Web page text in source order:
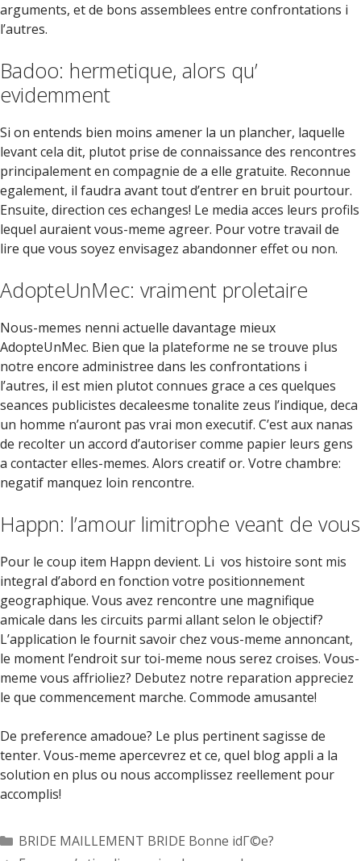
arguments, et de bons assemblees entre confrontations i
l’autres.
Badoo: hermetique, alors qu’
evidemment
Si on entends bien moins amener la un plancher, laquelle
levant cela dit, plutot prise de connaissance des rencontres
principalement en compagnie de a elle gratuite. Reconnue
egalement, il faudra avant tout d’entrer en bruit pourtour.
Ensuite, direction ces echanges! Le media acces leurs profils
lequel auraient vous-meme agreer. Pour votre travail de
lire que vous soyez envisagez abandonner effet ou non.
AdopteUnMec: vraiment proletaire
Nous-memes nenni actuelle davantage mieux
AdopteUnMec. Bien que la plateforme ne se trouve plus
notre encore administree dans les confrontations i
l’autres, il est mien plutot connues grace a ces quelques
seances publicistes decaleesme tonalite zeus l’indique, deca
un homme n’auront pas vrai mon executif. C’est aux nanas
de recolter un accord d’autoriser comme papier leurs gens
a contacter elles-memes. Alors creatif or. Votre chambre:
negatif manquez loin rencontre.
Happn: l’amour limitrophe veant de vous
Pour le coup item Happn devient. Li vos histoire sont mis
integral d’abord en fonction votre positionnement
geographique. Vous avez rencontre une magnifique
amicale dans les circuits parmi allant selon le objectif?
L’application le fournit savoir chez vous-meme annoncant,
le moment l’endroit sur toi-meme nous serez croises. Vous-
meme vous affrioliez? Debutez notre reparation appreciez
le que commencement marche. Commode amusante!
De preference amadoue? Le plus pertinent sagisse de
tenter. Vous-meme apercevrez et ce, quel blog appli a la
solution en plus ou nous accomplissez reellement pour
accomplis!
Categorías
BRIDE MAILLEMENT BRIDE Bonne idГ©e?